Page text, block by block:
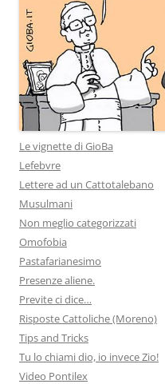
Le vignette di GioBa
Lefebvre
Lettere ad un Cattotalebano
Musulmani
Non meglio categorizzati
Omofobia
Pastafarianesimo
Presenze aliene.
Previte ci dice…
Risposte Cattoliche (Moreno)
Tips and Tricks
Tu lo chiami dio, io invece Zio!
Video Pontilex